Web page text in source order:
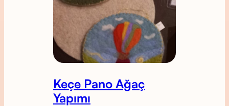
Keçe Pano Ağaç
Yapımı